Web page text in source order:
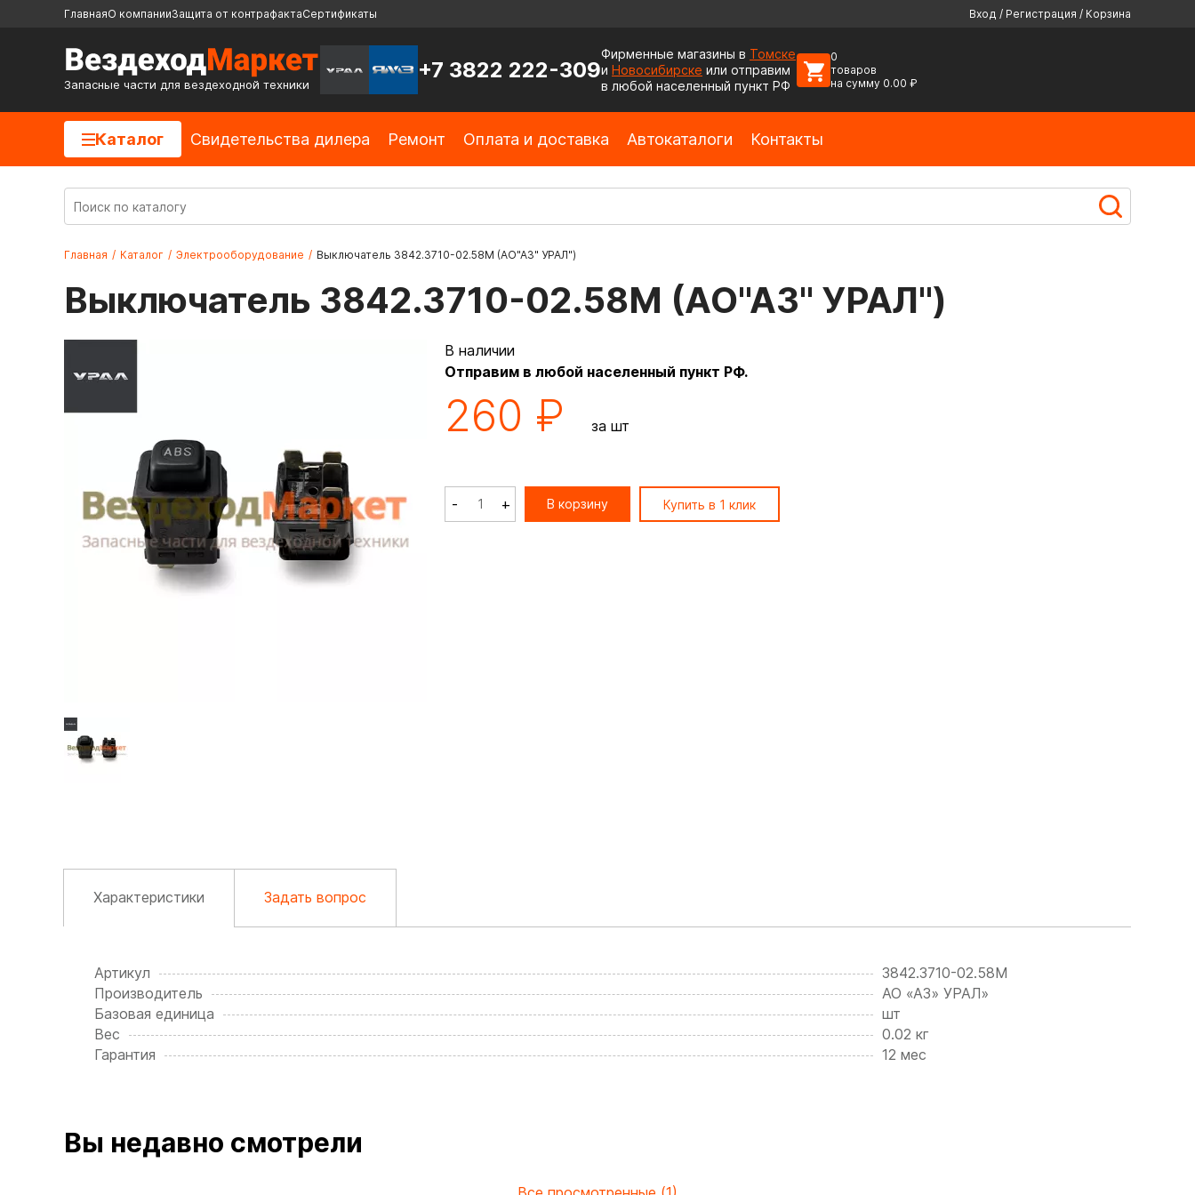
ГлавнаяО компанииЗащита от контрафактаСертификаты Вход / Регистрация / Корзина
Запасные части для вездеходной техники
+7 3822 222-309
Фирменные магазины в Томске
и Новосибирске или отправим
в любой населенный пункт РФ
0
товаров
на сумму 0.00 ₽
Каталог Cвидетельства дилера Ремонт Оплата и доставка Автокаталоги Контакты
Главная / Каталог / Электрооборудование / Выключатель 3842.3710-02.58М (АО"АЗ" УРАЛ")
Выключатель 3842.3710-02.58М (АО"АЗ" УРАЛ")
В наличии
Отправим в любой населенный пункт РФ.
260 ₽ за шт
- + В корзину Купить в 1 клик
Характеристики Задать вопрос
Артикул
3842.3710-02.58М
Производитель
АО «АЗ» УРАЛ»
Базовая единица
шт
Вес
0.02 кг
Гарантия
12 мес
Вы недавно смотрели